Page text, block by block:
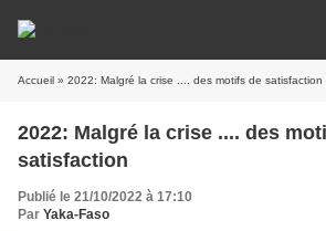
Accueil » 2022: Malgré la crise .... des motifs de satisfaction
2022: Malgré la crise .... des
satisfaction
Publié le 21/10/2022 à 17:10
Par Yaka-Faso